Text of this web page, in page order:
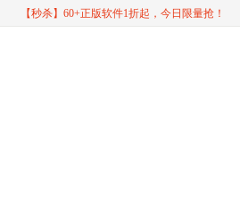
【秒杀】60+正版软件1折起，今日限量抢！